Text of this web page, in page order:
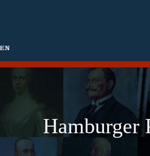
Hamburger